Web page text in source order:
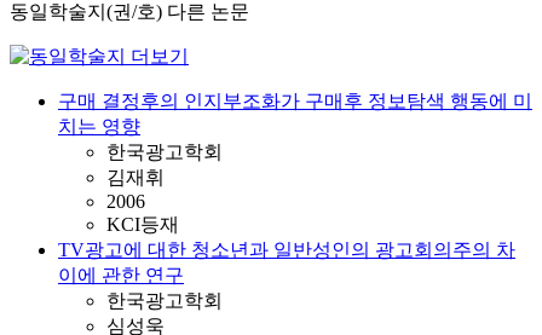
동일학술지(권/호) 다른 논문
구매 결정후의 인지부조화가 구매후 정보탐색 행동에 미
치는 영향
한국광고학회
김재휘
2006
KCI등재
TV광고에 대한 청소년과 일반성인의 광고회의주의 차
이에 관한 연구
한국광고학회
심성욱